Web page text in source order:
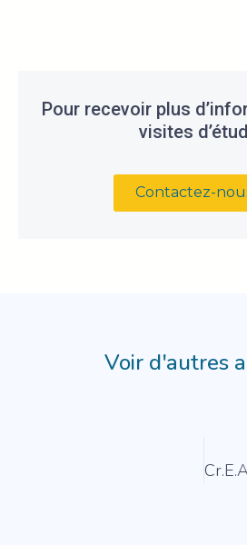
Pour recevoir plus
visites
Contactez-
Voir d'autres